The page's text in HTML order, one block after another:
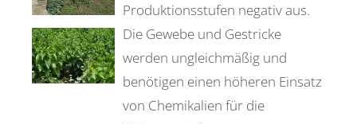
Produktionsstufen negativ aus.
Die Gewebe und Gestricke
werden ungleichmäßig und
benötigen einen höheren Einsatz
von Chemikalien für die